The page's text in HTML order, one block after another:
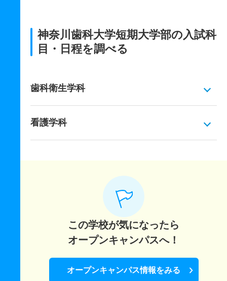
神奈川歯科大学短期大学部の入試科
目・日程を調べる
歯科衛生学科
看護学科
この学校が気になったら
オープンキャンパスへ！
オープンキャンパス情報をみる